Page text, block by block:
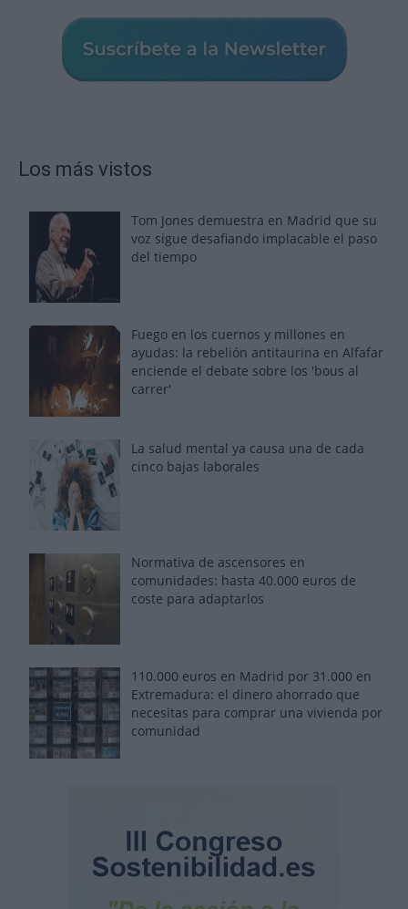
Los más vistos
Tom Jones demuestra en Madrid que su
voz sigue desafiando implacable el paso
del tiempo
Fuego en los cuernos y millones en
ayudas: la rebelión antitaurina en Alfafar
enciende el debate sobre los 'bous al
carrer'
La salud mental ya causa una de cada
cinco bajas laborales
Normativa de ascensores en
comunidades: hasta 40.000 euros de
coste para adaptarlos
110.000 euros en Madrid por 31.000 en
Extremadura: el dinero ahorrado que
necesitas para comprar una vivienda por
comunidad